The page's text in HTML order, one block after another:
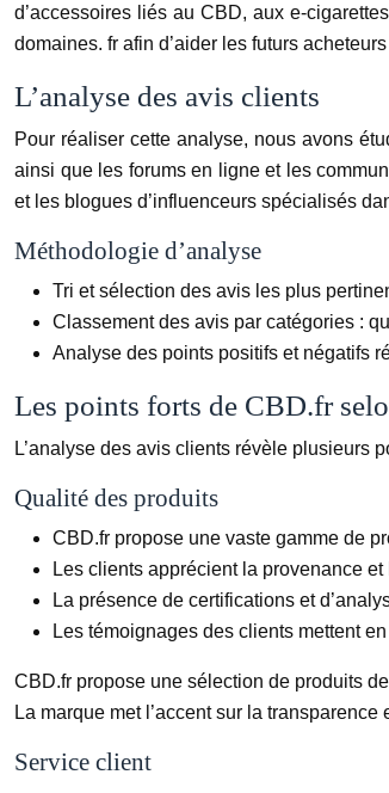
d’accessoires liés au CBD, aux e-
domaines. fr afin d’aider les futurs
L’analyse des avis clients
Pour réaliser cette analyse, nous avons
ainsi que les forums en ligne et les
et les blogues d’influenceurs spécialisés
Méthodologie d’analyse
Tri et sélection des avis les plus
Classement des avis par catégories :
Analyse des points positifs et négatifs
Les points forts de CBD.fr
L’analyse des avis clients révèle plusieurs
Qualité des produits
CBD.fr propose une vaste gamme de
Les clients apprécient la provenance
La présence de certifications et
Les témoignages des clients mettent
CBD.fr propose une sélection de produits
La marque met l’accent sur la
Service client